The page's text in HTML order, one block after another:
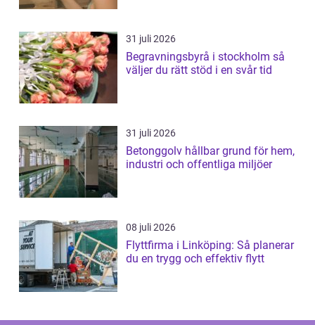
31 juli 2026
Begravningsbyrå i stockholm så
väljer du rätt stöd i en svår tid
31 juli 2026
Betonggolv hållbar grund för hem,
industri och offentliga miljöer
08 juli 2026
Flyttfirma i Linköping: Så planerar
du en trygg och effektiv flytt